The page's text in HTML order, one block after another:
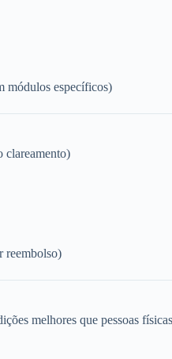
módulos específicos)
clareamento)
reembolso)
melhores que pessoas